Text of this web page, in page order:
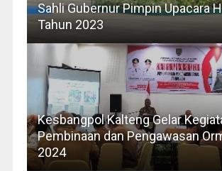
Sahli Gubernur Pimpin Upacara
Tahun 2023
Kesbangpol Kalteng Gelar
Pembinaan dan Pengawasan
2024